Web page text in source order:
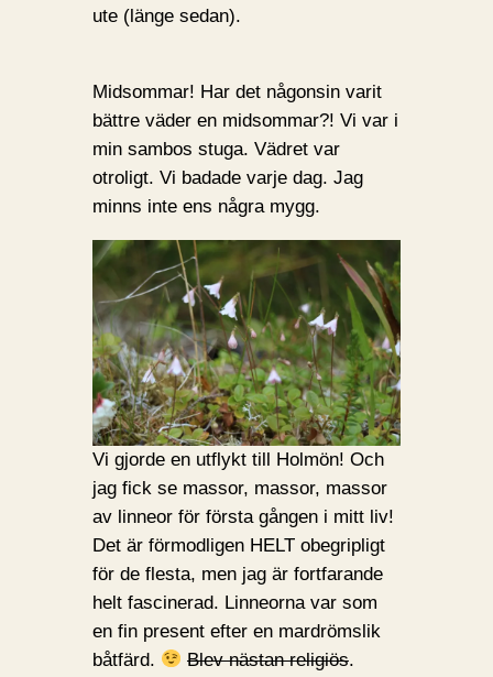
ute (länge sedan).
Midsommar! Har det någonsin varit
bättre väder en midsommar?! Vi var i
min sambos stuga. Vädret var
otroligt. Vi badade varje dag. Jag
minns inte ens några mygg.
Vi gjorde en utflykt till Holmön! Och
jag fick se massor, massor, massor
av linneor för första gången i mitt liv!
Det är förmodligen HELT obegripligt
för de flesta, men jag är fortfarande
helt fascinerad. Linneorna var som
en fin present efter en mardrömslik
båtfärd.
Blev nästan religiös.